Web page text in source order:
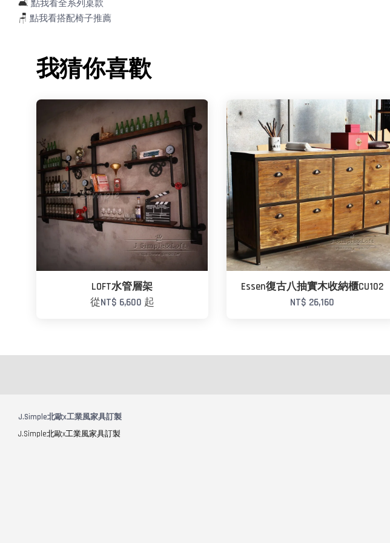
🛋️ 點我看全系列桌款
🪑 點我看搭配椅子推薦
我猜你喜歡
LOFT水管層架
從NT$ 6,600 起
Essen復古八抽實木收納櫃CU102
NT$ 26,160
J.Simple北歐x工業風家具訂製
J.Simple北歐x工業風家具訂製